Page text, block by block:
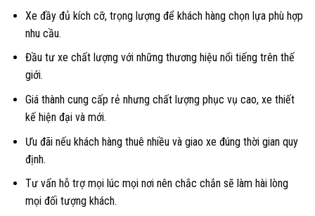
Xe đầy đủ kích cỡ, trọng lượng để khách hàng chọn lựa phù hợp
nhu cầu.
Đầu tư xe chất lượng với những thương hiệu nổi tiếng trên thế
giới.
Giá thành cung cấp rẻ nhưng chất lượng phục vụ cao, xe thiết
kế hiện đại và mới.
Ưu đãi nếu khách hàng thuê nhiều và giao xe đúng thời gian quy
định.
Tư vấn hỗ trợ mọi lúc mọi nơi nên chắc chắn sẽ làm hài lòng
mọi đối tượng khách.